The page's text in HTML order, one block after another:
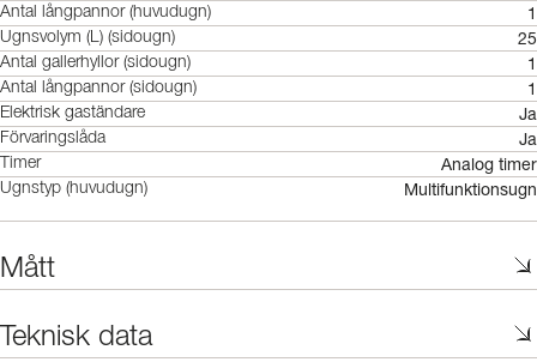
Antal långpannor (huvudugn) 1
Ugnsvolym (L) (sidougn) 25
Antal gallerhyllor (sidougn) 1
Antal långpannor (sidougn) 1
Elektrisk gaständare Ja
Förvaringslåda Ja
Timer Analog timer
Ugnstyp (huvudugn) Multifunktionsugn
Mått
Teknisk data